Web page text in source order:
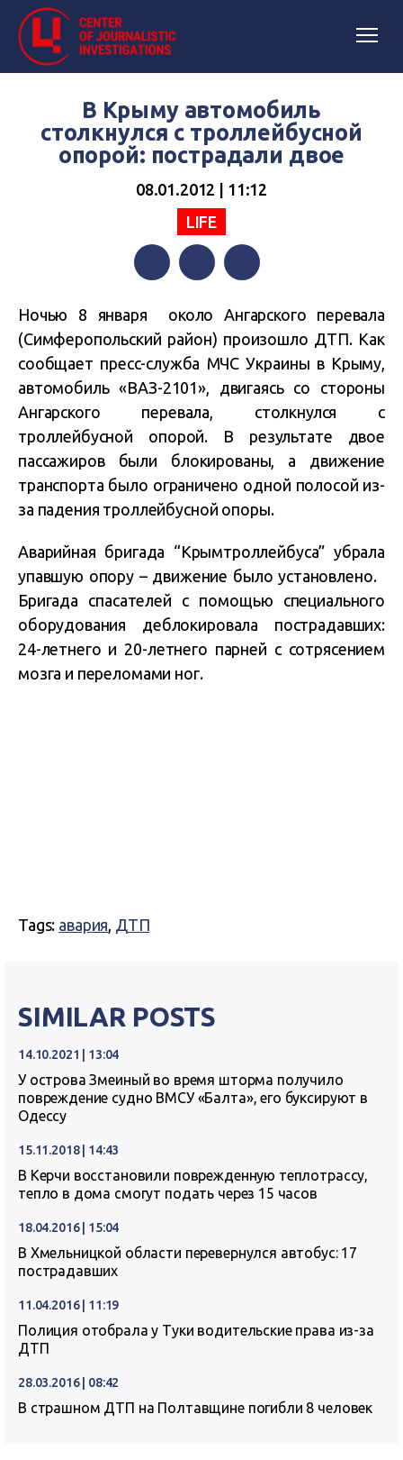
В Крыму автомобиль
столкнулся с троллейбусной
опорой: пострадали двое
08.01.2012 | 11:12
LIFE
Ночью 8 января около Ангарского перевала
(Симферопольский район) произошло ДТП. Как
сообщает пресс-служба МЧС Украины в Крыму,
автомобиль «ВАЗ-2101», двигаясь со стороны
Ангарского перевала, столкнулся с
троллейбусной опорой. В результате двое
пассажиров были блокированы, а движение
транспорта было ограничено одной полосой из-
за падения троллейбусной опоры.
Аварийная бригада “Крымтроллейбуса” убрала
упавшую опору – движение было установлено.
Бригада спасателей с помощью специального
оборудования деблокировала пострадавших:
24-летнего и 20-летнего парней с сотрясением
мозга и переломами ног.
Tags: авария, ДТП
SIMILAR POSTS
14.10.2021 | 13:04
У острова Змеиный во время шторма получило
повреждение судно ВМСУ «Балта», его буксируют в
Одессу
15.11.2018 | 14:43
В Керчи восстановили поврежденную теплотрассу,
тепло в дома смогут подать через 15 часов
18.04.2016 | 15:04
В Хмельницкой области перевернулся автобус: 17
пострадавших
11.04.2016 | 11:19
Полиция отобрала у Туки водительские права из-за
ДТП
28.03.2016 | 08:42
В страшном ДТП на Полтавщине погибли 8 человек